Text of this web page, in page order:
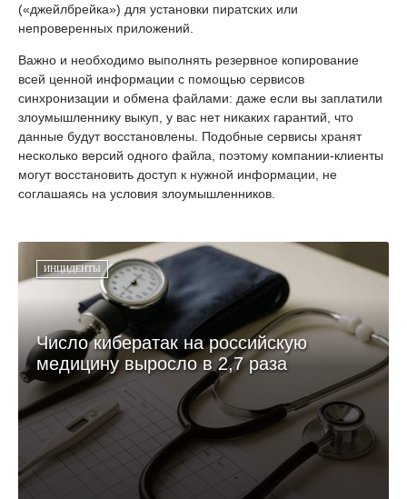
(«джейлбрейка») для установки пиратских или
непроверенных приложений.
Важно и необходимо выполнять резервное копирование
всей ценной информации с помощью сервисов
синхронизации и обмена файлами: даже если вы заплатили
злоумышленнику выкуп, у вас нет никаких гарантий, что
данные будут восстановлены. Подобные сервисы хранят
несколько версий одного файла, поэтому компании-клиенты
могут восстановить доступ к нужной информации, не
соглашаясь на условия злоумышленников.
ИНЦИДЕНТЫ
Число кибератак на российскую
медицину выросло в 2,7 раза